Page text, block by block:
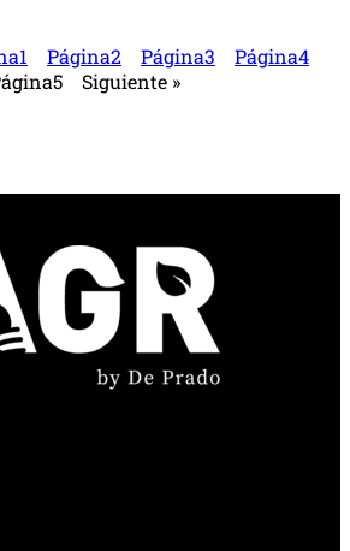
1 Página2 Página3 Página4
5 Siguiente »